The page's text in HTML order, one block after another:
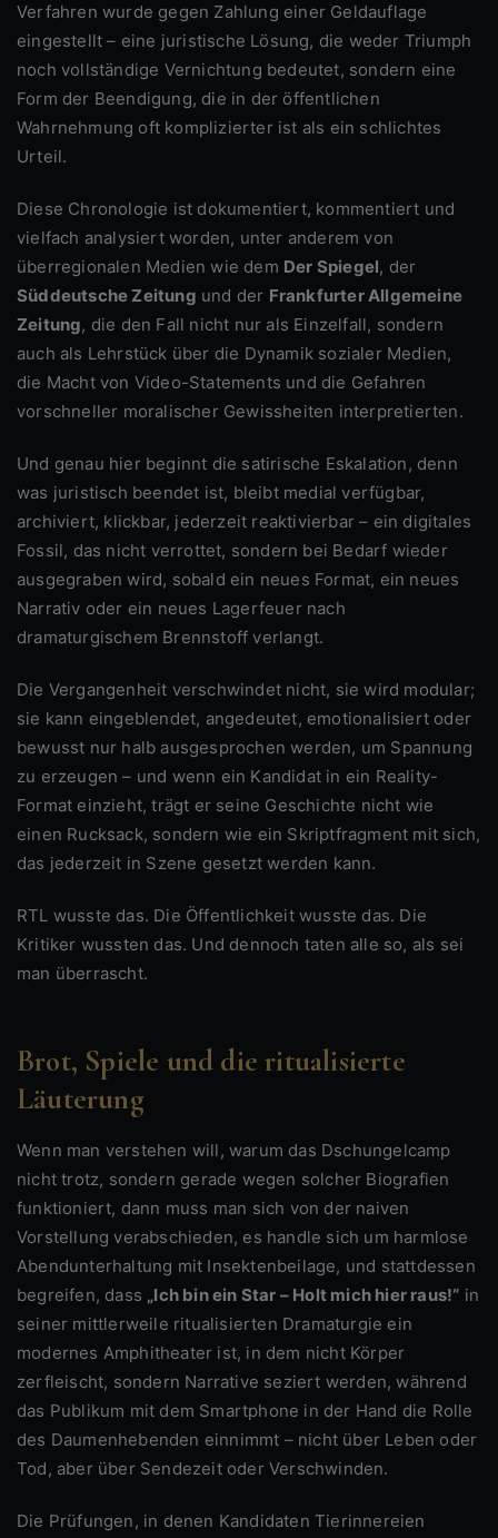
Verfahren wurde gegen Zahlung einer Geldauflage
eingestellt – eine juristische Lösung, die weder Triumph
noch vollständige Vernichtung bedeutet, sondern eine
Form der Beendigung, die in der öffentlichen
Wahrnehmung oft komplizierter ist als ein schlichtes
Urteil.
Diese Chronologie ist dokumentiert, kommentiert und
vielfach analysiert worden, unter anderem von
überregionalen Medien wie dem Der Spiegel, der
Süddeutsche Zeitung und der Frankfurter Allgemeine
Zeitung, die den Fall nicht nur als Einzelfall, sondern
auch als Lehrstück über die Dynamik sozialer Medien,
die Macht von Video-Statements und die Gefahren
vorschneller moralischer Gewissheiten interpretierten.
Und genau hier beginnt die satirische Eskalation, denn
was juristisch beendet ist, bleibt medial verfügbar,
archiviert, klickbar, jederzeit reaktivierbar – ein digitales
Fossil, das nicht verrottet, sondern bei Bedarf wieder
ausgegraben wird, sobald ein neues Format, ein neues
Narrativ oder ein neues Lagerfeuer nach
dramaturgischem Brennstoff verlangt.
Die Vergangenheit verschwindet nicht, sie wird modular;
sie kann eingeblendet, angedeutet, emotionalisiert oder
bewusst nur halb ausgesprochen werden, um Spannung
zu erzeugen – und wenn ein Kandidat in ein Reality-
Format einzieht, trägt er seine Geschichte nicht wie
einen Rucksack, sondern wie ein Skriptfragment mit sich,
das jederzeit in Szene gesetzt werden kann.
RTL wusste das. Die Öffentlichkeit wusste das. Die
Kritiker wussten das. Und dennoch taten alle so, als sei
man überrascht.
Brot, Spiele und die ritualisierte
Läuterung
Wenn man verstehen will, warum das Dschungelcamp
nicht trotz, sondern gerade wegen solcher Biografien
funktioniert, dann muss man sich von der naiven
Vorstellung verabschieden, es handle sich um harmlose
Abendunterhaltung mit Insektenbeilage, und stattdessen
begreifen, dass „Ich bin ein Star – Holt mich hier raus!“ in
seiner mittlerweile ritualisierten Dramaturgie ein
modernes Amphitheater ist, in dem nicht Körper
zerfleischt, sondern Narrative seziert werden, während
das Publikum mit dem Smartphone in der Hand die Rolle
des Daumenhebenden einnimmt – nicht über Leben oder
Tod, aber über Sendezeit oder Verschwinden.
Die Prüfungen, in denen Kandidaten Tierinnereien